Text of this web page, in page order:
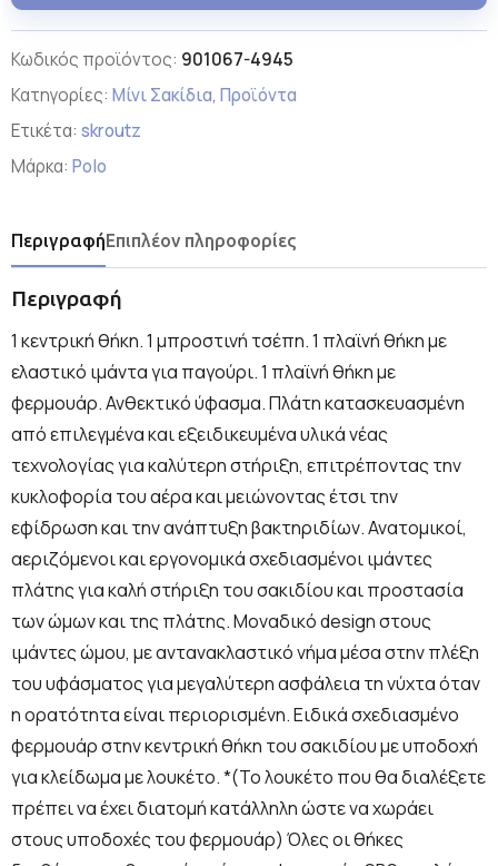
Κωδικός προϊόντος: 901067-4945
Κατηγορίες: Μίνι Σακίδια, Προϊόντα
Ετικέτα: skroutz
Μάρκα: Polo
ΠεριγραφήΕπιπλέον πληροφορίες
Περιγραφή
1 κεντρική θήκη. 1 μπροστινή τσέπη. 1 πλαϊνή θήκη με
ελαστικό ιμάντα για παγούρι. 1 πλαϊνή θήκη με
φερμουάρ. Ανθεκτικό ύφασμα. Πλάτη κατασκευασμένη
από επιλεγμένα και εξειδικευμένα υλικά νέας
τεχνολογίας για καλύτερη στήριξη, επιτρέποντας την
κυκλοφορία του αέρα και μειώνοντας έτσι την
εφίδρωση και την ανάπτυξη βακτηριδίων. Ανατομικοί,
αεριζόμενοι και εργονομικά σχεδιασμένοι ιμάντες
πλάτης για καλή στήριξη του σακιδίου και προστασία
των ώμων και της πλάτης. Μοναδικό design στους
ιμάντες ώμου, με αντανακλαστικό νήμα μέσα στην πλέξη
του υφάσματος για μεγαλύτερη ασφάλεια τη νύχτα όταν
η ορατότητα είναι περιορισμένη. Ειδικά σχεδιασμένο
φερμουάρ στην κεντρική θήκη του σακιδίου με υποδοχή
για κλείδωμα με λουκέτο. *(Το λουκέτο που θα διαλέξετε
πρέπει να έχει διατομή κατάλληλη ώστε να χωράει
στους υποδοχές του φερμουάρ) Όλες οι θήκες